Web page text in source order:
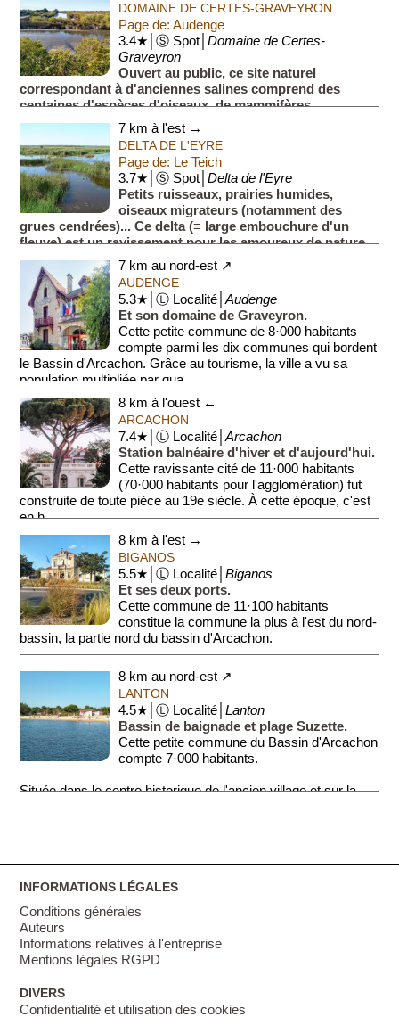
DOMAINE DE CERTES-GRAVEYRON
Page de: Audenge
3.4★│Ⓢ Spot│Domaine de Certes-
Graveyron
Ouvert au public, ce site naturel
correspondant à d'anciennes salines comprend des
centaines d'espèces d'oiseaux, de mammifères,
d'insectes et de plantes.
Voir également la section ''Château de C...
7 km à l'est →
DELTA DE L'EYRE
Page de: Le Teich
3.7★│Ⓢ Spot│Delta de l'Eyre
Petits ruisseaux, prairies humides,
oiseaux migrateurs (notamment des
grues cendrées)... Ce delta (≡ large embouchure d'un
fleuve) est un ravissement pour les amoureux de nature
sauvage.
Voir éga...
7 km au nord-est ↗
AUDENGE
5.3★│Ⓛ Localité│Audenge
Et son domaine de Graveyron.
Cette petite commune de 8·000 habitants
compte parmi les dix communes qui bordent
le Bassin d'Arcachon. Grâce au tourisme, la ville a vu sa
population multipliée par qua...
8 km à l'ouest ←
ARCACHON
7.4★│Ⓛ Localité│Arcachon
Station balnéaire d'hiver et d'aujourd'hui.
Cette ravissante cité de 11·000 habitants
(70·000 habitants pour l'agglomération) fut
construite de toute pièce au 19e siècle. À cette époque, c'est
en h...
8 km à l'est →
BIGANOS
5.5★│Ⓛ Localité│Biganos
Et ses deux ports.
Cette commune de 11·100 habitants
constitue la commune la plus à l'est du nord-
bassin, la partie nord du bassin d'Arcachon.
La commune est couverte par de nombreux lacs et ...
8 km au nord-est ↗
LANTON
4.5★│Ⓛ Localité│Lanton
Bassin de baignade et plage Suzette.
Cette petite commune du Bassin d'Arcachon
compte 7·000 habitants.
Située dans le centre historique de l'ancien village et sur la
INFORMATIONS LÉGALES
Conditions générales
Auteurs
Informations relatives à l'entreprise
Mentions légales RGPD
DIVERS
Confidentialité et utilisation des cookies